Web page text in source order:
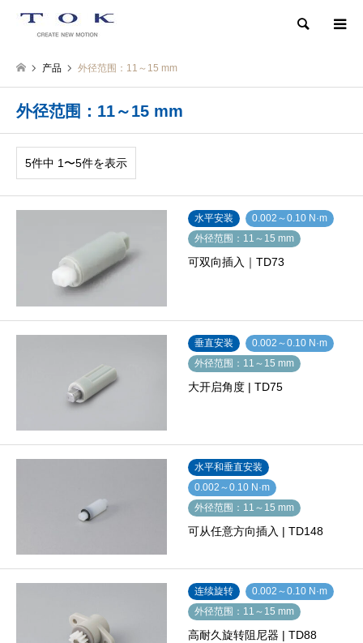
検索
产品 外径范围：11～15 mm
外径范围：11～15 mm
5件中 1〜5件を表示
水平安装
0.002～0.10 N·m
外径范围：11～15 mm
可双向插入｜TD73
垂直安装
0.002～0.10 N·m
外径范围：11～15 mm
大开启角度 | TD75
水平和垂直安装
0.002～0.10 N·m
外径范围：11～15 mm
可从任意方向插入 | TD148
连续旋转
0.002～0.10 N·m
外径范围：11～15 mm
高耐久旋转阻尼器 | TD88